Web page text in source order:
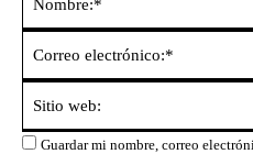
Guardar mi nombre, correo